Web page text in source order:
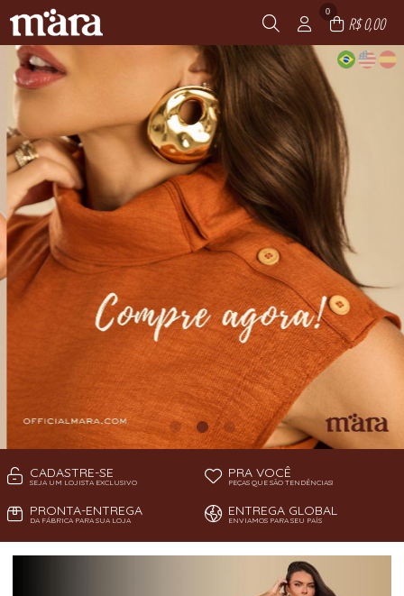
0
R$ 0,00
CADASTRE-SE
SEJA UM LOJISTA EXCLUSIVO
PRA VOCÊ
PEÇAS QUE SÃO TENDÊNCIAS!
PRONTA-ENTREGA
DA FÁBRICA PARA SUA LOJA
ENTREGA GLOBAL
ENVIAMOS PARA SEU PAÍS